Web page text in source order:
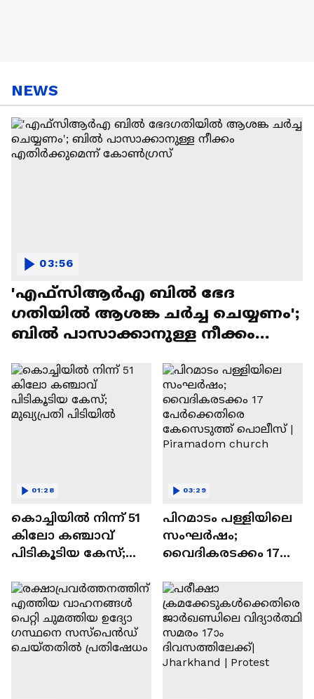
NEWS
'എഫ്സിആർഎ ബിൽ ഭേദ​
ഗതിയിൽ ആശങ്ക ചർച്ച ചെയ്യണം';
ബിൽ പാസാക്കാനുള്ള നീക്കം
03:56
കൊച്ചിയിൽ നിന്ന് 51
കിലോ കഞ്ചാവ്
പിടികൂടിയ കേസ്;
01:28
പിറമാടം പള്ളിയിലെ
സംഘർഷം;
വൈദികരടക്കം 17
കേസെടുത്ത്
പൊലീസ് | Piramadom
church
03:29